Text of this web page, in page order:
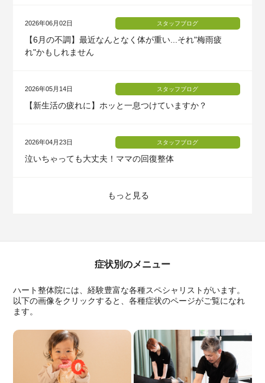
2026年06月02日 スタッフブログ
【6月の不調】最近なんとなく体が重い...それ"梅雨疲
れ"かもしれません
2026年05月14日 スタッフブログ
【新生活の疲れに】ホッと一息つけていますか？
2026年04月23日 スタッフブログ
泣いちゃっても大丈夫！ママの回復整体
もっと見る
症状別のメニュー
ハート整体院には、経験豊富な各種スペシャリストがいます。
以下の画像をクリックすると、各種症状のページがご覧になれ
ます。